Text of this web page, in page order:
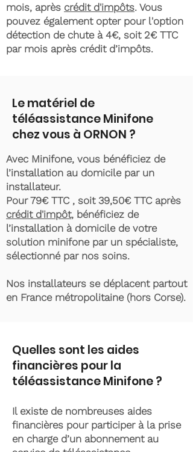
mois, après crédit d'impôts. Vous
pouvez également opter pour l'option
détection de chute à 4€, soit 2€ TTC
par mois après crédit d’impôts.
Le matériel de
téléassistance Minifone
chez vous à ORNON ?
Avec Minifone, vous bénéficiez de
l’installation au domicile par un
installateur.
Pour 79€ TTC , soit 39,50€ TTC après
crédit d'impôt, bénéficiez de
l’installation à domicile de votre
solution minifone par un spécialiste,
sélectionné par nos soins.
Nos installateurs se déplacent partout
en France métropolitaine (hors Corse).
Quelles sont les aides
financières pour la
téléassistance Minifone ?
Il existe de nombreuses aides
financières pour participer à la prise
en charge d’un abonnement au